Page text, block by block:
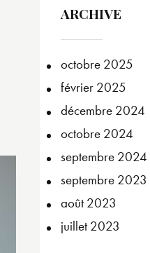
ARCHIVE
octobre 2025
février 2025
décembre 2024
octobre 2024
septembre 2024
septembre 2023
août 2023
juillet 2023